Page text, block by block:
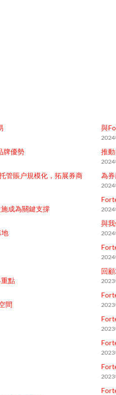
牌優勢
管賬户規模化，拓展券商
成為關鍵支撐
地
點
間
與
2024
推
2024
為
2024
2024
與
2024
2024
回
2023
2023
2023
2023
2023